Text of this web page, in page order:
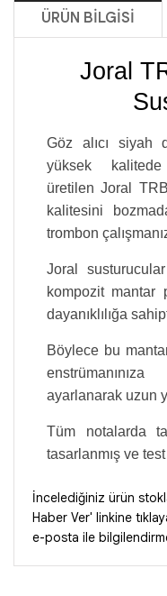
ÜRÜN BILGISI
Joral
Göz alıcı siyah
yüksek
üretilen Joral
kalitesini
trombon
Joral
kompozit mantar
dayanıklılığa
Böylece bu
ayarlanarak uzun
Tüm notalarda
tasarlanmış ve
İncelediğiniz ürün
Haber Ver' linkine
e-posta ile